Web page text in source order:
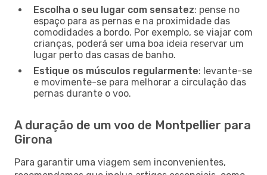
Escolha o seu lugar com sensatez: pense no
espaço para as pernas e na proximidade das
comodidades a bordo. Por exemplo, se viajar com
crianças, poderá ser uma boa ideia reservar um
lugar perto das casas de banho.
Estique os músculos regularmente: levante-se
e movimente-se para melhorar a circulação das
pernas durante o voo.
A duração de um voo de Montpellier para
Girona
Para garantir uma viagem sem inconvenientes,